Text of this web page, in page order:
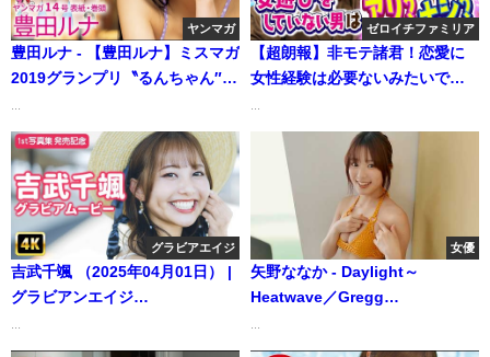
レイボーイ公式】さんより
ヤンマガ
豊田ルナ - 【豊田ルナ】ミスマガ
2019グランプリ〝るんちゃん″の
島を巡る青春グラビア‼【ヤンマ
ガ14号】（2020年03月01日） |
講談社ヤンマガchさんより
ゼロイチファミリア
【超朗報】非モテ諸君！恋愛に
女性経験は必要ないみたいです |
グラビアエイジ
吉武千颯 （2025年04月01日） |
グラビアンエイジ
ジ公式CH】さんより
...
女優
矢野ななか - Daylight～
Heatwave／Gregg
25, 2026) | 白昼夢ミュージック
...